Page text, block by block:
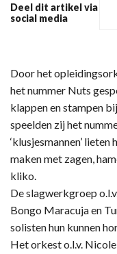
Deel dit artikel via
social media
Door het
het nummer Nuts
klappen en stampen
speelden zij het
‘klusjesmannen’
maken met zagen,
kliko.
De slagwerkgroep
Bongo Maracuja en
solisten hun kunnen
Het orkest o.l.v.